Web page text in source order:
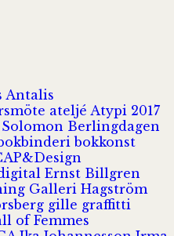
Antalis
ateljé Atypi 2017
Berlingdagen
bokkonst
Ernst Billgren
Galleri Hagström
gille graffitti
of Femmes